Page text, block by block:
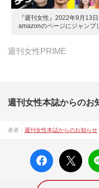
『週刊女性』2022年9月13
amazonのページにジャンプ
週刊女性PRIME
週刊女性本誌からのお
著者： 週刊女性本誌からのお知らせ
facebo
ok い
X ポス
ト